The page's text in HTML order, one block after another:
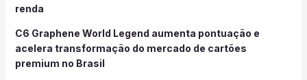
renda
C6 Graphene World Legend aumenta pontuação e
acelera transformação do mercado de cartões
premium no Brasil